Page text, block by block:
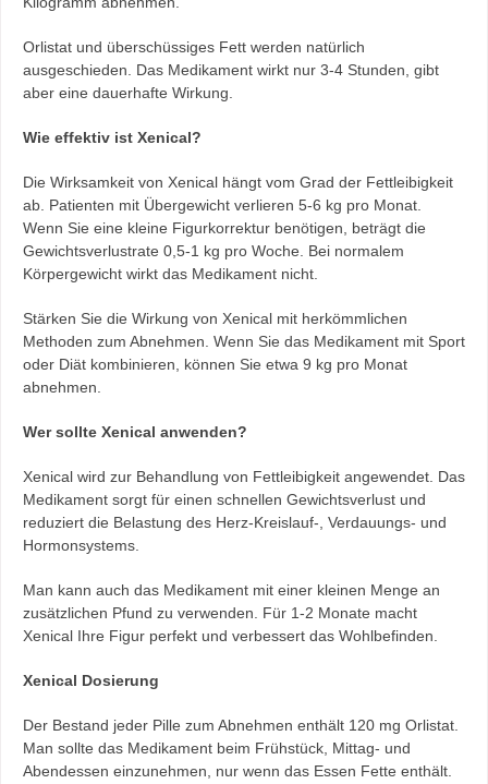
Orlistat und überschüssiges Fett werden natürlich
ausgeschieden. Das Medikament wirkt nur 3-4 Stunden, gibt
aber eine dauerhafte Wirkung.
Wie effektiv ist Xenical?
Die Wirksamkeit von Xenical hängt vom Grad der Fettleibigkeit
ab. Patienten mit Übergewicht verlieren 5-6 kg pro Monat.
Wenn Sie eine kleine Figurkorrektur benötigen, beträgt die
Gewichtsverlustrate 0,5-1 kg pro Woche. Bei normalem
Körpergewicht wirkt das Medikament nicht.
Stärken Sie die Wirkung von Xenical mit herkömmlichen
Methoden zum Abnehmen. Wenn Sie das Medikament mit Sport
oder Diät kombinieren, können Sie etwa 9 kg pro Monat
abnehmen.
Wer sollte Xenical anwenden?
Xenical wird zur Behandlung von Fettleibigkeit angewendet. Das
Medikament sorgt für einen schnellen Gewichtsverlust und
reduziert die Belastung des Herz-Kreislauf-, Verdauungs- und
Hormonsystems.
Man kann auch das Medikament mit einer kleinen Menge an
zusätzlichen Pfund zu verwenden. Für 1-2 Monate macht
Xenical Ihre Figur perfekt und verbessert das Wohlbefinden.
Xenical Dosierung
Der Bestand jeder Pille zum Abnehmen enthält 120 mg Orlistat.
Man sollte das Medikament beim Frühstück, Mittag- und
Abendessen einzunehmen, nur wenn das Essen Fette enthält.